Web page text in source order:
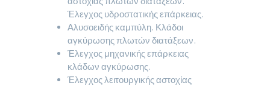
Έλεγχος υδροστατικής επάρκειας.
Αλυσοειδής καμπύλη. Κλάδοι
αγκύρωσης πλωτών διατάξεων.
Έλεγχος μηχανικής επάρκειας
κλάδων αγκύρωσης.
Έλεγχος λειτουργικής αστοχίας